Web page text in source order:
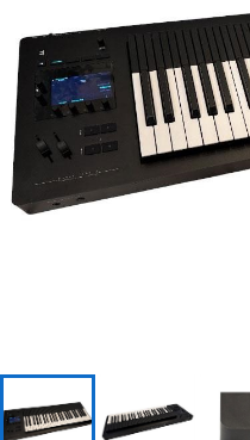
キーボード
管楽器
DTM オンライン納品